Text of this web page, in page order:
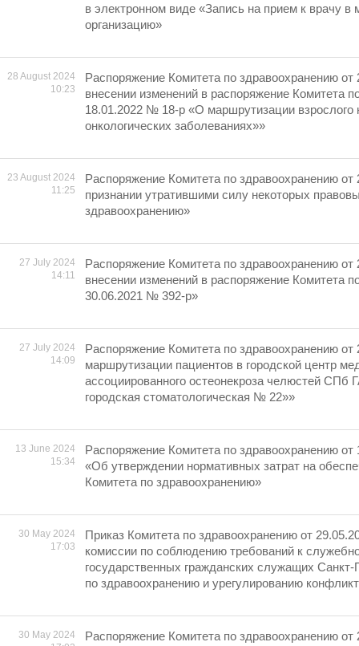
в электронном виде «Запись на прием к врачу в
организацию»
28 August 2024
10:23
Распоряжение Комитета по здравоохранению
внесении изменений в распоряжение Комитета
18.01.2022 № 18-р «О маршрутизации взрослого
онкологических заболеваниях»»
23 August 2024
11:25
Распоряжение Комитета по здравоохранению
признании утратившими силу некоторых
здравоохранению»
27 July 2024
14:11
Распоряжение Комитета по здравоохранению
внесении изменений в распоряжение Комитета
30.06.2021 № 392-р»
27 July 2024
14:09
Распоряжение Комитета по здравоохранению
маршрутизации пациентов в городской центр
ассоциированного остеонекроза челюстей СПб
городская стоматологическая № 22»»
13 June 2024
15:34
Распоряжение Комитета по здравоохранению
«Об утверждении нормативных затрат на
Комитета по здравоохранению»
30 May 2024
17:03
Приказ Комитета по здравоохранению от
комиссии по соблюдению требований к
государственных гражданских служащих Санкт-
по здравоохранению и урегулированию
30 May 2024
Распоряжение Комитета по здравоохранению